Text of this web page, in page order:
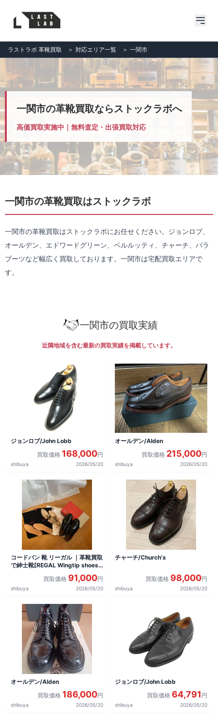
ラストラボ 革靴買取 ＞ 対応エリア一覧 ＞ 一関市
一関市の革靴買取ならストックラボへ
高価買取実施中｜無料査定・出張買取対応
一関市の革靴買取はストックラボ
一関市の革靴買取はストックラボにお任せください。ジョンロブ、
オールデン、エドワードグリーン、ベルルッティ、チャーチ、パラ
ブーツなど幅広く買取しております。一関市は宅配買取エリアで
す。
一関市の買取実績
近隣地域を含む最新の買取実績を掲載しています。
ジョンロブ/John Lobb
買取価格 168,000円
shibuya 2026/05/20
オールデン/Alden
買取価格 215,000円
shibuya 2026/05/20
コードバン 靴 リーガル ｜革靴買取
で紳士靴[REGAL Wingtip shoes]
買取価格 91,000円
shibuya 2026/05/20
チャーチ/Church's
買取価格 98,000円
shibuya 2026/05/20
オールデン/Alden
買取価格 186,000円
shibuya 2026/05/20
ジョンロブ/John Lobb
買取価格 64,791 円
shibuya 2026/05/20